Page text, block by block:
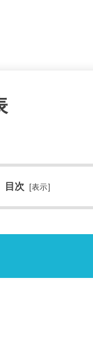
目次 [表示